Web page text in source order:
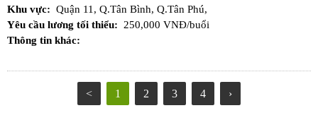
Khu vực: Quận 11, Q.Tân Bình, Q.Tân Phú,
Yêu cầu lương tối thiểu:
250,000 VNĐ/buổi
Thông tin khác:
< 1 2 3 4 ›